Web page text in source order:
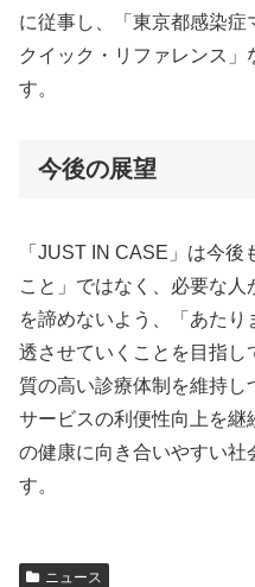
に従事し、「東京都感染
クイック・リファレンス」
す。
今後の展望
「JUST IN CASE」は今
こと」ではなく、必要な人
を諦めないよう、「あた
透させていくことを目指し
質の高い診療体制を維持し
サービスの利便性向上を継
の健康に向き合いやすい
す。
ニュース